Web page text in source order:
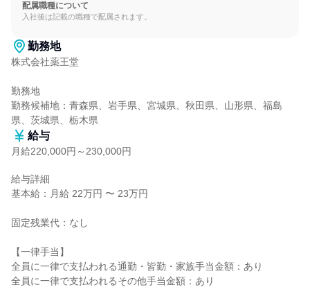
配属職種について
入社後は記載の職種で配属されます。
勤務地
株式会社薬王堂
勤務地
勤務候補地：青森県、岩手県、宮城県、秋田県、山形県、福島
県、茨城県、栃木県
給与
月給220,000円～230,000円
給与詳細
基本給：月給 22万円 〜 23万円
固定残業代：なし
【一律手当】
全員に一律で支払われる通勤・皆勤・家族手当金額：あり
全員に一律で支払われるその他手当金額：あり